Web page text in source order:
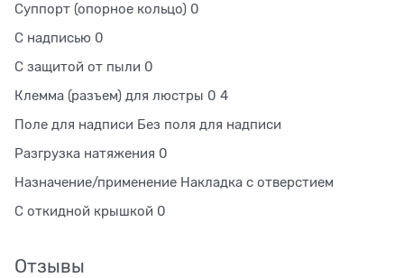
Суппорт (опорное кольцо) 0
С надписью 0
С защитой от пыли 0
Клемма (разъем) для люстры 0 4
Поле для надписи Без поля для надписи
Разгрузка натяжения 0
Назначение/применение Накладка с отверстием
С откидной крышкой 0
Отзывы